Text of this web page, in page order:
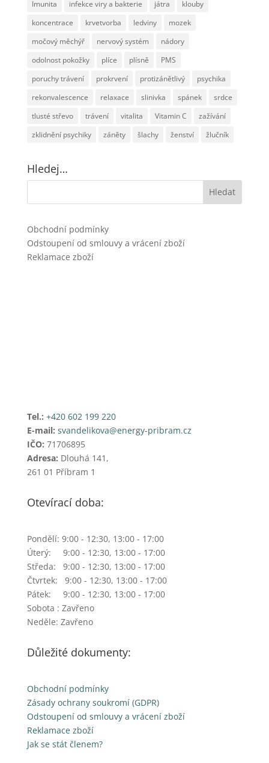
Imunita
infekce viry a bakterie játra
klouby
koncentrace
krvetvorba ledviny
mozek
močový měchýř
nervový systém
nádory
odolnost pokožky
plíce plísně
PMS
poruchy trávení
prokrvení protizánětlivý
psychika
rekonvalescence
relaxace slinivka spánek
srdce
tlusté střevo
trávení vitalita Vitamin C
zažívání
zklidnění psychiky
záněty šlachy ženství žlučník
Hledej…
Obchodní podmínky
Odstoupení od smlouvy a vrácení zboží
Reklamace zboží
Tel.: +420 602 199 220
E-mail: svandelikova@energy-pribram.cz
IČO: 71706895
Adresa: Dlouhá 141,
261 01 Příbram 1
Otevírací doba:
Pondělí: 9:00 - 12:30, 13:00 - 17:00
Úterý: 9:00 - 12:30, 13:00 - 17:00
Středa: 9:00 - 12:30, 13:00 - 17:00
Čtvrtek: 9:00 - 12:30, 13:00 - 17:00
Pátek: 9:00 - 12:30, 13:00 - 17:00
Sobota : Zavřeno
Neděle: Zavřeno
Důležité dokumenty:
Obchodní podmínky
Zásady ochrany soukromí (GDPR)
Odstoupení od smlouvy a vrácení zboží
Reklamace zboží
Jak se stát členem?